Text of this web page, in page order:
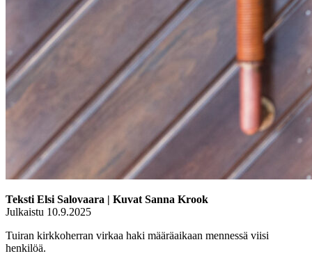
Teksti Elsi Salovaara | Kuvat Sanna Krook
Julkaistu 10.9.2025
Tuiran kirkkoherran virkaa haki määräaikaan mennessä viisi
henkilöä.